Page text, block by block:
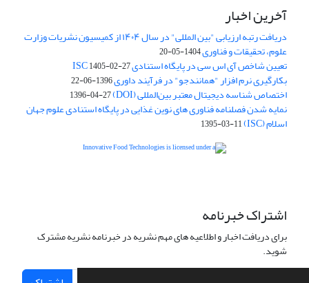
آخرین اخبار
دریافت رتبه ارزیابی "بین المللی" در سال ۱۴۰۴ از کمیسیون نشریات وزارت
علوم، تحقیقات و فناوری1404-05-20
تعیین شاخص آی اس سی در پایگاه استنادی ISC1405-02-27
بکارگیری نرم افزار "همانندجو" در فرآیند داوری1396-06-22
اختصاص شناسه دیجیتال معتبر بین‌المللی (DOI) 1396-04-27
نمایه شدن فصلنامه فناوری های نوین غذایی در پایگاه استنادی علوم جهان
اسلام (ISC) 1395-03-11
اشتراک خبرنامه
برای دریافت اخبار و اطلاعیه های مهم نشریه در خبرنامه نشریه مشترک
شوید.